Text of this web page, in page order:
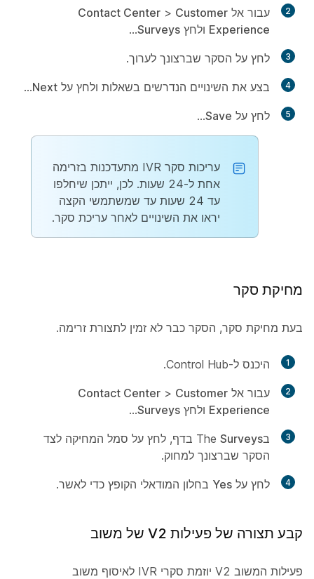
2 עבור אל Contact Center > Customer
Experience ולחץ Surveys
...
3 לחץ על הסקר שברצונך לערוך.
4 בצע את השינויים הנדרשים בשאלות ולחץ על Next
...
5 לחץ על Save
...
עריכות סקר IVR מתעדכנות בזרימה
אחת ל-24 שעות. לכן, ייתכן שיחלפו
עד 24 שעות עד שמשתמשי הקצה
יראו את השינויים לאחר עריכת סקר.
מחיקת סקר
בעת מחיקת סקר, הסקר כבר לא זמין לתצורת זרימה.
1 היכנס ל-Control Hub.
2 עבור אל Contact Center > Customer
Experience ולחץ Surveys
...
3 בTheSurveys
בדף, לחץ על סמל המחיקה לצד
הסקר שברצונך למחוק.
4 לחץ על Yes בחלון המודאלי הקופץ כדי לאשר.
קבע תצורה של פעילות V2 של משוב
פעילות המשוב V2 יוזמת סקרי IVR לאיסוף משוב